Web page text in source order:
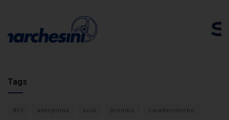
Tags
#F1 anteprima audi brembo caratteristiche